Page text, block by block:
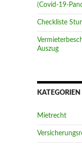
(Covid-19-
Checkliste
Auszug
KATEGORIEN
Mietrecht